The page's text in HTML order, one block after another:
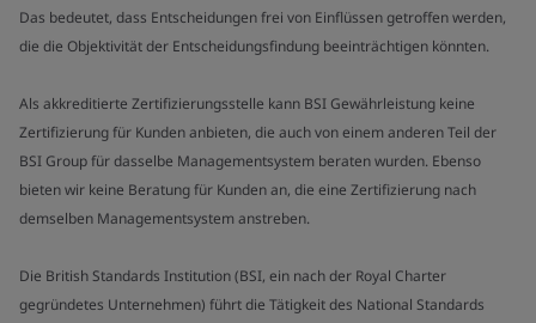
Das bedeutet, dass Entscheidungen frei von Einflüssen getroffen werden,
die die Objektivität der Entscheidungsfindung beeinträchtigen könnten.
Als akkreditierte Zertifizierungsstelle kann BSI Gewährleistung keine
Zertifizierung für Kunden anbieten, die auch von einem anderen Teil der
BSI Group für dasselbe Managementsystem beraten wurden. Ebenso
bieten wir keine Beratung für Kunden an, die eine Zertifizierung nach
demselben Managementsystem anstreben.
Die British Standards Institution (BSI, ein nach der Royal Charter
gegründetes Unternehmen) führt die Tätigkeit des National Standards